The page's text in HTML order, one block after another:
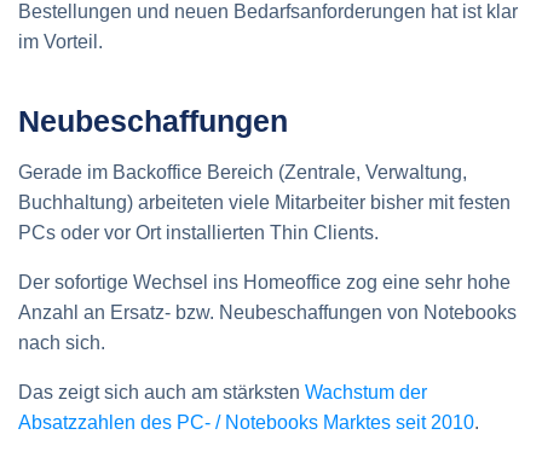
Bestellungen und neuen Bedarfsanforderungen hat ist klar
im Vorteil.
Neubeschaffungen
Gerade im Backoffice Bereich (Zentrale, Verwaltung,
Buchhaltung) arbeiteten viele Mitarbeiter bisher mit festen
PCs oder vor Ort installierten Thin Clients.
Der sofortige Wechsel ins Homeoffice zog eine sehr hohe
Anzahl an Ersatz- bzw. Neubeschaffungen von Notebooks
nach sich.
Das zeigt sich auch am stärksten Wachstum der
Absatzzahlen des PC- / Notebooks Marktes seit 2010.